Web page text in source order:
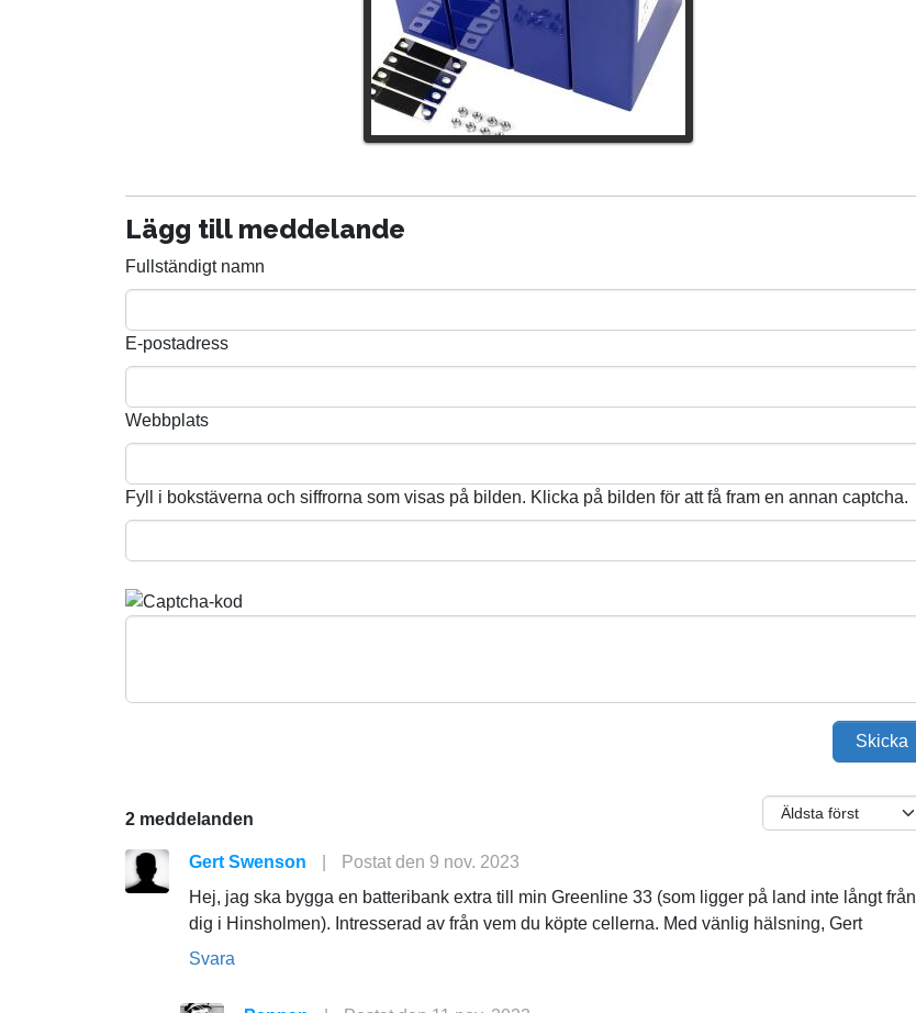
Lägg till meddelande
Fullständigt namn
E-postadress
Webbplats
Fyll i bokstäverna och siffrorna som visas på bilden. Klicka på bilden för att få fram en annan captcha.
Skicka
2 meddelanden
Gert Swenson
Postat den 9 nov. 2023
Hej, jag ska bygga en batteribank extra till min Greenline 33 (som ligger på land inte långt från
dig i Hinsholmen). Intresserad av från vem du köpte cellerna. Med vänlig hälsning, Gert
Svara